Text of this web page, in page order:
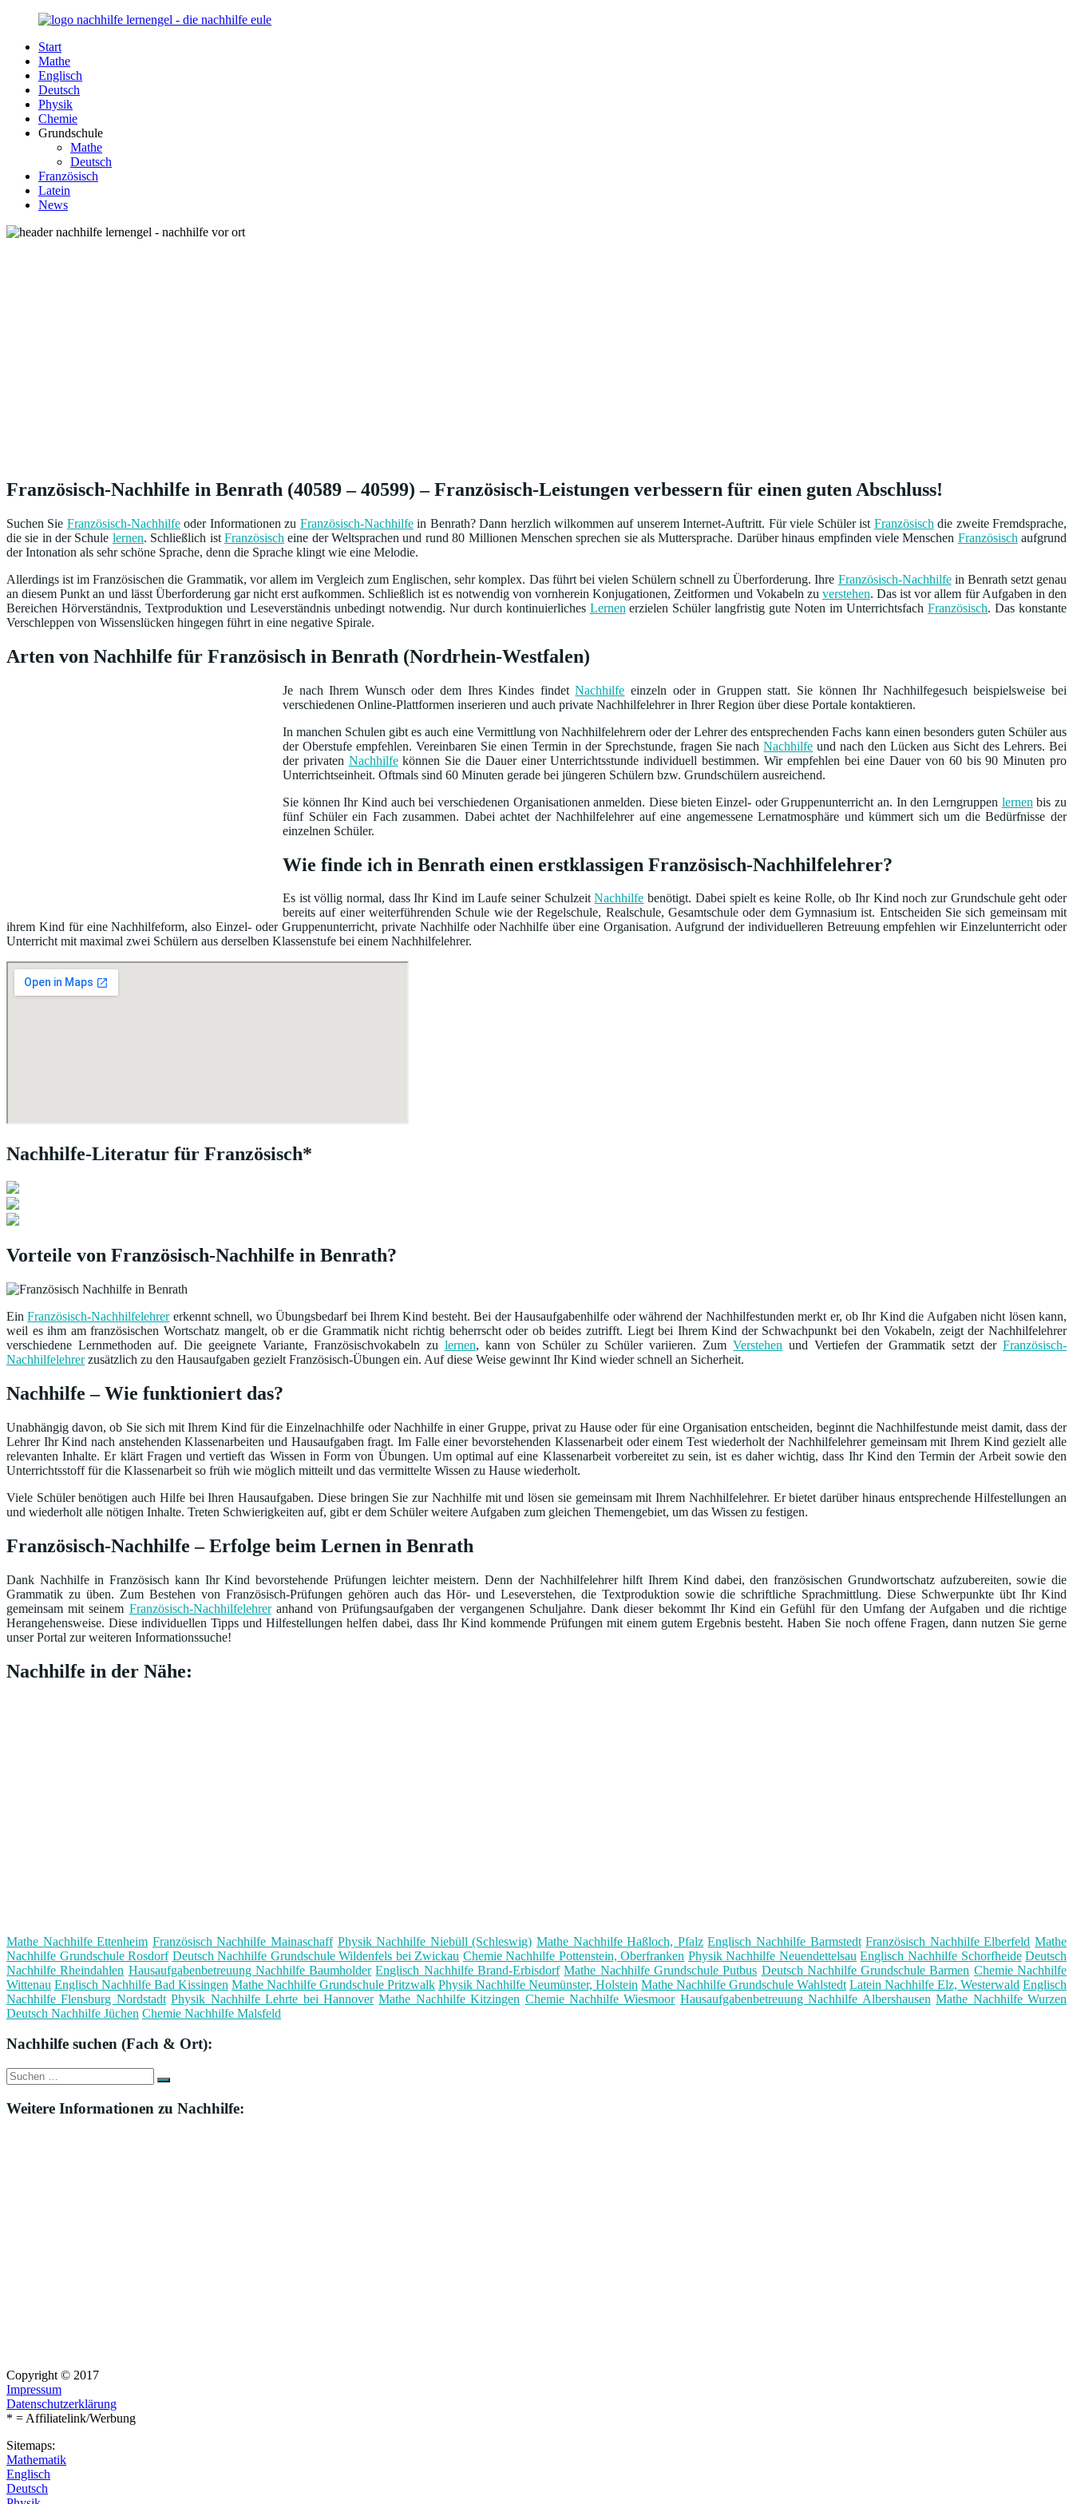
Zurück
Inhalt
Nachhilfe-
Lernengel.de
Unsere
Nachhilfe-
Eule
berät
zum
Damit
Lernen
Spaß
Start
Mathe
Englisch
Deutsch
Physik
Chemie
Grundschule
Mathe
Deutsch
Französisch
Latein
News
Französisch-Nachhilfe in Benrath (40589 – 40599) – Französisch-Leistungen verbessern für einen guten Abschluss!
Suchen Sie Französisch-Nachhilfeoder Informationen zu Französisch-Nachhilfein Benrath? Dann herzlich wilkommen auf unserem Internet-Auftritt. Für viele Schüler ist Französisch die zweite Fremdsprache,
die sie in der Schule lernen. Schließlich ist Französisch eine der Weltsprachen und rund 80 Millionen Menschen sprechen sie als Muttersprache. Darüber hinaus empfinden viele Menschen Französisch aufgrund
der Intonation als sehr schöne Sprache, denn die Sprache klingt wie eine Melodie.
Allerdings ist im Französischen die Grammatik, vor allem im Vergleich zum Englischen, sehr komplex. Das führt bei vielen Schülern schnell zu Überforderung. Ihre Französisch-Nachhilfein Benrath setzt genau
an diesem Punkt an und lässt Überforderung gar nicht erst aufkommen. Schließlich ist es notwendig von vornherein Konjugationen, Zeitformen und Vokabeln zu verstehen. Das ist vor allem für Aufgaben in den
Bereichen Hörverständnis, Textproduktion und Leseverständnis unbedingt notwendig. Nur durch kontinuierliches Lernen erzielen Schüler langfristig gute Noten im UnterrichtsfachFranzösisch. Das konstante
Verschleppen von Wissenslücken hingegen führt in eine negative Spirale.
Arten von Nachhilfe für Französisch in Benrath (Nordrhein-Westfalen)
Je nach Ihrem Wunsch oder dem Ihres Kindes findetNachhilfe einzeln oder in Gruppen statt. Sie können Ihr Nachhilfegesuch beispielsweise bei
verschiedenen Online-Plattformen inserieren und auch private Nachhilfelehrer in Ihrer Region über diese Portale kontaktieren.
In manchen Schulen gibt es auch eine Vermittlung von Nachhilfelehrern oder der Lehrer des entsprechenden Fachs kann einen besonders guten Schüler aus
der Oberstufe empfehlen. Vereinbaren Sie einen Termin in der Sprechstunde, fragen Sie nachNachhilfe und nach den Lücken aus Sicht des Lehrers. Bei
der privaten Nachhilfekönnen Sie die Dauer einer Unterrichtsstunde individuell bestimmen. Wir empfehlen bei eine Dauer von 60 bis 90 Minuten pro
Unterrichtseinheit. Oftmals sind 60 Minuten gerade bei jüngeren Schülern bzw. Grundschülern ausreichend.
Sie können Ihr Kind auch bei verschiedenen Organisationen anmelden. Diese bieten Einzel- oder Gruppenunterricht an. In den Lerngruppen lernen bis zu
fünf Schüler ein Fach zusammen. Dabei achtet der Nachhilfelehrer auf eine angemessene Lernatmosphäre und kümmert sich um die Bedürfnisse der
einzelnen Schüler.
Wie finde ich in Benrath einen erstklassigen Französisch-Nachhilfelehrer?
Es ist völlig normal, dass Ihr Kind im Laufe seiner SchulzeitNachhilfe benötigt. Dabei spielt es keine Rolle, ob Ihr Kind noch zur Grundschule geht oder
bereits auf einer weiterführenden Schule wie der Regelschule, Realschule, Gesamtschule oder dem Gymnasium ist. Entscheiden Sie sich gemeinsam mit
ihrem Kind für eine Nachhilfeform, also Einzel- oder Gruppenunterricht, private Nachhilfe oder Nachhilfe über eine Organisation. Aufgrund der individuelleren Betreuung empfehlen wir Einzelunterricht oder
Unterricht mit maximal zwei Schülern aus derselben Klassenstufe bei einem Nachhilfelehrer.
Nachhilfe-Literatur für Französisch*
Vorteile von Französisch-Nachhilfe in Benrath?
EinFranzösisch-Nachhilfelehrererkennt schnell, wo Übungsbedarf bei Ihrem Kind besteht. Bei der Hausaufgabenhilfe oder während der Nachhilfestunden merkt er, ob Ihr Kind die Aufgaben nicht lösen kann,
weil es ihm am französischen Wortschatz mangelt, ob er die Grammatik nicht richtig beherrscht oder ob beides zutrifft. Liegt bei Ihrem Kind der Schwachpunkt bei den Vokabeln, zeigt der Nachhilfelehrer
verschiedene Lernmethoden auf. Die geeignete Variante, Französischvokabeln zu lernen, kann von Schüler zu Schüler variieren. ZumVerstehen und Vertiefen der Grammatik setzt derFranzösisch-
Nachhilfelehrerzusätzlich zu den Hausaufgaben gezielt Französisch-Übungen ein. Auf diese Weise gewinnt Ihr Kind wieder schnell an Sicherheit.
Nachhilfe – Wie funktioniert das?
Unabhängig davon, ob Sie sich mit Ihrem Kind für die Einzelnachhilfe oder Nachhilfe in einer Gruppe, privat zu Hause oder für eine Organisation entscheiden, beginnt die Nachhilfestunde meist damit, dass der
Lehrer Ihr Kind nach anstehenden Klassenarbeiten und Hausaufgaben fragt. Im Falle einer bevorstehenden Klassenarbeit oder einem Test wiederholt der Nachhilfelehrer gemeinsam mit Ihrem Kind gezielt alle
relevanten Inhalte. Er klärt Fragen und vertieft das Wissen in Form von Übungen. Um optimal auf eine Klassenarbeit vorbereitet zu sein, ist es daher wichtig, dass Ihr Kind den Termin der Arbeit sowie den
Unterrichtsstoff für die Klassenarbeit so früh wie möglich mitteilt und das vermittelte Wissen zu Hause wiederholt.
Viele Schüler benötigen auch Hilfe bei Ihren Hausaufgaben. Diese bringen Sie zur Nachhilfe mit und lösen sie gemeinsam mit Ihrem Nachhilfelehrer. Er bietet darüber hinaus entsprechende Hilfestellungen an
und wiederholt alle nötigen Inhalte. Treten Schwierigkeiten auf, gibt er dem Schüler weitere Aufgaben zum gleichen Themengebiet, um das Wissen zu festigen.
Französisch-Nachhilfe – Erfolge beim Lernen in Benrath
Dank Nachhilfe in Französisch kann Ihr Kind bevorstehende Prüfungen leichter meistern. Denn der Nachhilfelehrer hilft Ihrem Kind dabei, den französischen Grundwortschatz aufzubereiten, sowie die
Grammatik zu üben. Zum Bestehen von Französisch-Prüfungen gehören auch das Hör- und Leseverstehen, die Textproduktion sowie die schriftliche Sprachmittlung. Diese Schwerpunkte übt Ihr Kind
gemeinsam mit seinem Französisch-Nachhilfelehreranhand von Prüfungsaufgaben der vergangenen Schuljahre. Dank dieser bekommt Ihr Kind ein Gefühl für den Umfang der Aufgaben und die richtige
Herangehensweise. Diese individuellen Tipps und Hilfestellungen helfen dabei, dass Ihr Kind kommende Prüfungen mit einem gutem Ergebnis besteht. Haben Sie noch offene Fragen, dann nutzen Sie gerne
unser Portal zur weiteren Informationssuche!
Nachhilfe in der Nähe:
Mathe Nachhilfe Ettenheim Französisch Nachhilfe Mainaschaff Physik Nachhilfe Niebüll (Schleswig) Mathe Nachhilfe Haßloch, Pfalz Englisch Nachhilfe Barmstedt Französisch Nachhilfe Elberfeld Mathe
Nachhilfe Grundschule Rosdorf Deutsch Nachhilfe Grundschule Wildenfels bei Zwickau Chemie Nachhilfe Pottenstein, Oberfranken Physik Nachhilfe Neuendettelsau Englisch Nachhilfe Schorfheide Deutsch
Nachhilfe Rheindahlen Hausaufgabenbetreuung Nachhilfe Baumholder Englisch Nachhilfe Brand-Erbisdorf Mathe Nachhilfe Grundschule Putbus Deutsch Nachhilfe Grundschule Barmen Chemie Nachhilfe
Wittenau Englisch Nachhilfe Bad Kissingen Mathe Nachhilfe Grundschule Pritzwalk Physik Nachhilfe Neumünster, Holstein Mathe Nachhilfe Grundschule Wahlstedt Latein Nachhilfe Elz, Westerwald Englisch
Nachhilfe Flensburg Nordstadt Physik Nachhilfe Lehrte bei Hannover Mathe Nachhilfe Kitzingen Chemie Nachhilfe Wiesmoor Hausaufgabenbetreuung Nachhilfe Albershausen Mathe Nachhilfe Wurzen
Deutsch Nachhilfe Jüchen Chemie Nachhilfe Malsfeld
Nachhilfe suchen (Fach & Ort):
Suche
nach:
Suchen
Weitere Informationen zu Nachhilfe:
Copyright © 2017
Impressum
Datenschutzerklärung
* = Affiliatelink/Werbung
Sitemaps:
Mathematik
Englisch
Deutsch